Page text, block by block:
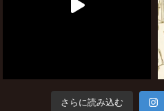
さらに読み込む